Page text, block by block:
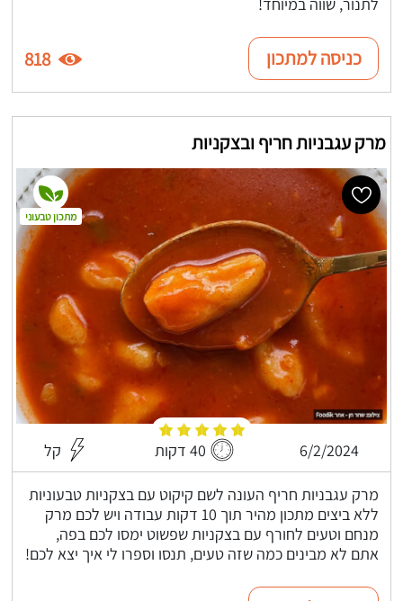
כניסה למתכון 818
מרק עגבניות חריף ובצקניות
6/2/2024 40 דקות קל
מרק עגבניות חריף העונה לשם קיקוט עם בצקניות טבעוניות
ללא ביצים מתכון מהיר תוך 10 דקות עבודה ויש לכם מרק
מנחם וטעים לחורף עם בצקניות שפשוט ימסו לכם בפה,
אתם לא מבינים כמה שזה טעים, תנסו וספרו לי איך יצא לכם!
מתכון טבעוני